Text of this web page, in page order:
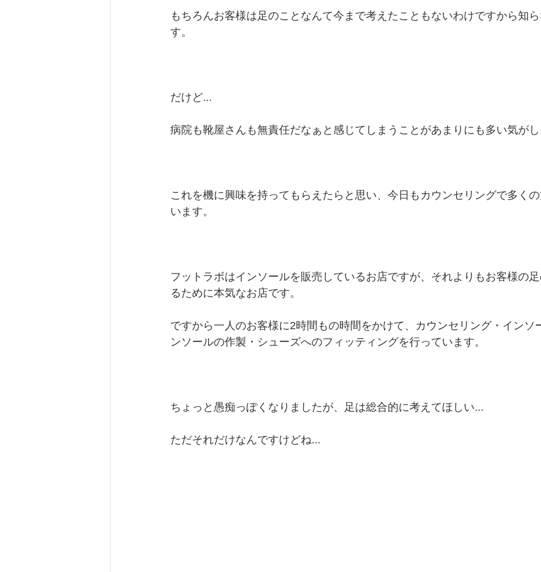
もちろんお客様は足のことなんて今まで考えたこともないわけですから知
す。
だけど...
病院も靴屋さんも無責任だなぁと感じてしまうことがあまりにも多い気がし
これを機に興味を持ってもらえたらと思い、今日もカウンセリングで多く
います。
フットラボはインソールを販売しているお店ですが、それよりもお客様の
るために本気なお店です。
ですから一人のお客様に2時間もの時間をかけて、カウンセリング・インソ
ンソールの作製・シューズへのフィッティングを行っています。
ちょっと愚痴っぽくなりましたが、足は総合的に考えてほしい...
ただそれだけなんですけどね...